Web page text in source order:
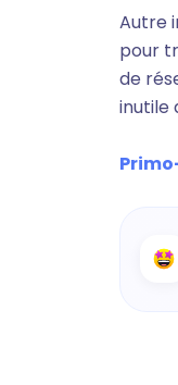
Autre
pour
de
inutile